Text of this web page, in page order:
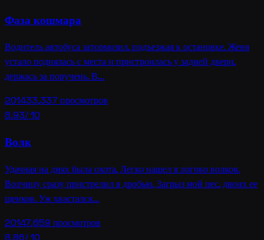
Фаза кошмара
Водитель автобуса затормозил, подъезжая к остановке. Женя
устало поднялась с места и пристроилась у задней двери,
держась за поручень. В…
201433,337 просмотров
8.93/ 10
Волк
Удачная на днях была охота, Легко нашел я логово волков.
Волчицу сразу пристрелил я дробью, Загрыз мой пес, двоих ее
щенков. Уж хвастался…
20147,659 просмотров
8.86/ 10